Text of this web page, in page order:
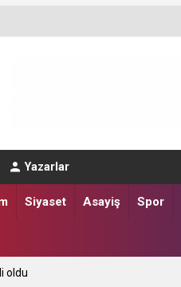
Yazarlar
Siyaset Asayiş Spor
oldu